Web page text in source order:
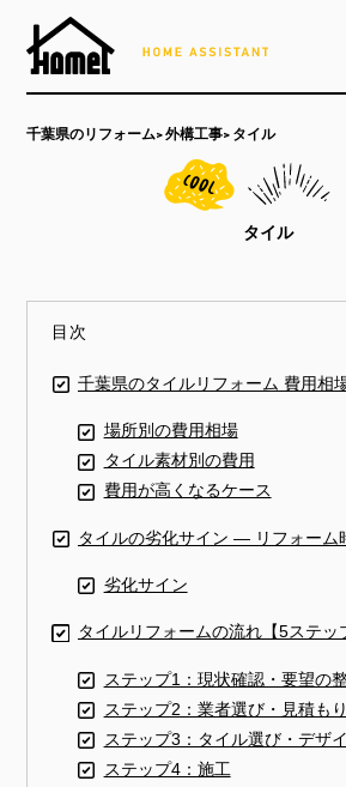
千葉県のリフォーム 外構工事 タイル
タイル
目次
千葉県のタイルリフォーム 費用相
場所別の費用相場
タイル素材別の費用
費用が高くなるケース
タイルの劣化サイン — リフォーム
劣化サイン
タイルリフォームの流れ【5ステッ
ステップ1：現状確認・要望の
ステップ2：業者選び・見積もり
ステップ3：タイル選び・デザ
ステップ4：施工